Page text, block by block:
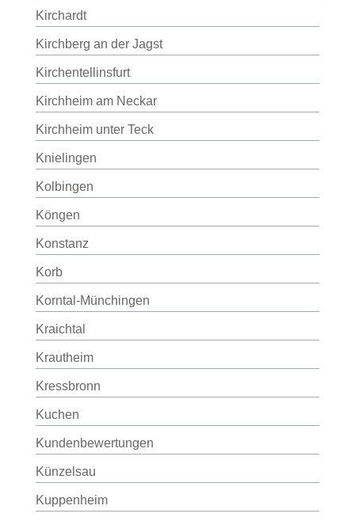
Kirchardt
Kirchberg an der Jagst
Kirchentellinsfurt
Kirchheim am Neckar
Kirchheim unter Teck
Knielingen
Kolbingen
Köngen
Konstanz
Korb
Korntal-Münchingen
Kraichtal
Krautheim
Kressbronn
Kuchen
Kundenbewertungen
Künzelsau
Kuppenheim